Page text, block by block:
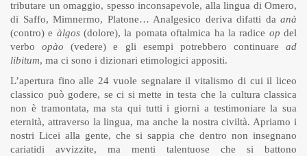
tributare un omaggio, spesso inconsapevole, alla lingua di Omero,
di Saffo, Mimnermo, Platone… Analgesico deriva difatti da anà
(contro) e àlgos(dolore), la pomata oftalmica ha la radice op del
verboopào (vedere) e gli esempi potrebbero continuare ad
libitum, ma ci sono i dizionari etimologici appositi.
L’apertura fino alle 24 vuole segnalare il vitalismo di cui il liceo
classico può godere, se ci si mette in testa che la cultura classica
non è tramontata, ma sta qui tutti i giorni a testimoniare la sua
eternità, attraverso la lingua, ma anche la nostra civiltà. Apriamo i
nostri Licei alla gente, che si sappia che dentro non insegnano
cariatidi avvizzite, ma menti talentuose che si battono